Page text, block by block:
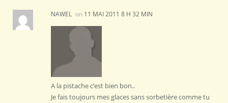
NAWEL on 11 MAI 2011 8 H 32 MIN
A la pistache c’est bien bon..
Je fais toujours mes glaces sans sorbetière comme tu